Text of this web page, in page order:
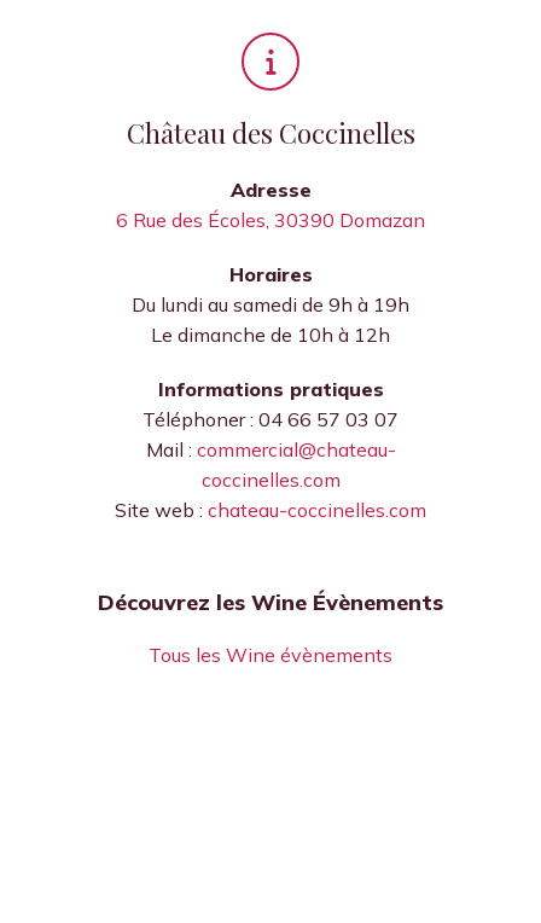
Château des Coccinelles
Adresse
6 Rue des Écoles, 30390 Domazan
Horaires
Du lundi au samedi de 9h à 19h
Le dimanche de 10h à 12h
Informations pratiques
Téléphoner : 04 66 57 03 07
Mail : commercial@chateau-
coccinelles.com
Site web : chateau-coccinelles.com
Découvrez les Wine Évènements
Tous les Wine évènements